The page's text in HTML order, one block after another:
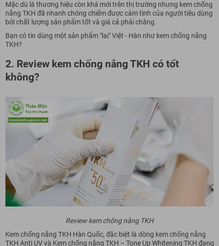
Mặc dù là thương hiệu còn khá mới trên thị trường nhưng kem chống
nắng TKH đã nhanh chóng chiếm được cảm tình của người tiêu dùng
bởi chất lượng sản phẩm tốt và giá cả phải chăng.
Bạn có tin dùng một sản phẩm "lai" Việt - Hàn như kem chống nắng
TKH?
2. Review kem chống nắng TKH có tốt
không?
Review kem chống nắng TKH
Kem chống nắng TKH Hàn Quốc, đặc biệt là dòng kem chống nắng
TKH Anti UV và Kem chống nắng TKH – Tone Up Whitening TKH đang